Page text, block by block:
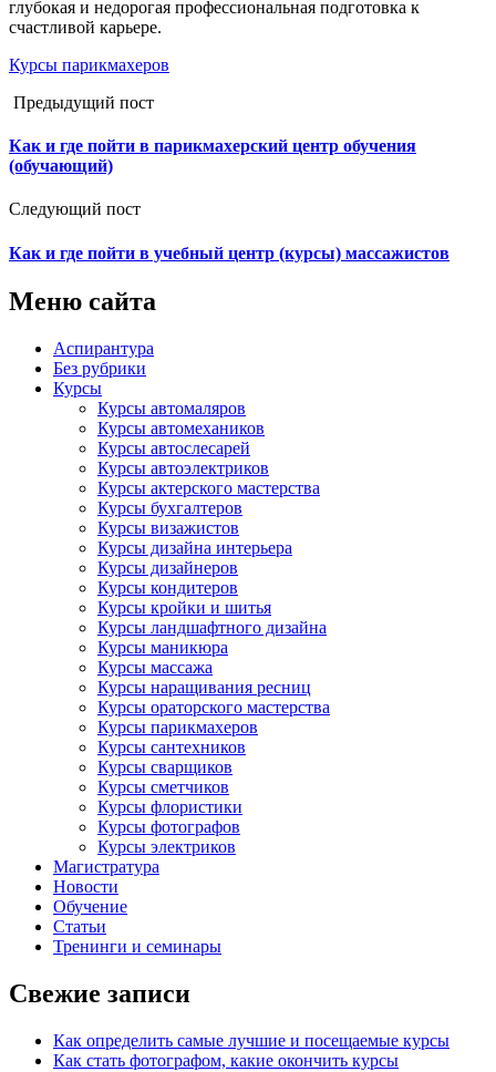
глубокая и недорогая профессиональная подготовка к
счастливой карьере.
Курсы парикмахеров
Предыдущий пост
Как и где пойти в парикмахерский центр обучения
(обучающий)
Следующий пост
Как и где пойти в учебный центр (курсы) массажистов
Меню сайта
Аспирантура
Без рубрики
Курсы
Курсы автомаляров
Курсы автомехаников
Курсы автослесарей
Курсы автоэлектриков
Курсы актерского мастерства
Курсы бухгалтеров
Курсы визажистов
Курсы дизайна интерьера
Курсы дизайнеров
Курсы кондитеров
Курсы кройки и шитья
Курсы ландшафтного дизайна
Курсы маникюра
Курсы массажа
Курсы наращивания ресниц
Курсы ораторского мастерства
Курсы парикмахеров
Курсы сантехников
Курсы сварщиков
Курсы сметчиков
Курсы флористики
Курсы фотографов
Курсы электриков
Магистратура
Новости
Обучение
Статьи
Тренинги и семинары
Свежие записи
Как определить самые лучшие и посещаемые курсы
Как стать фотографом, какие окончить курсы